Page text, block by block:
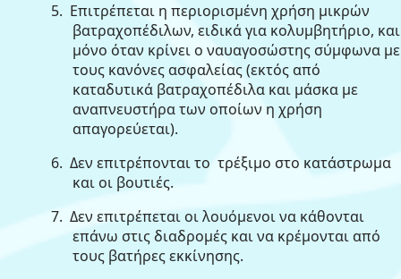
5. Επιτρέπεται η περιορισμένη χρήση μικρών
βατραχοπέδιλων, ειδικά για κολυμβητήριο, και
μόνο όταν κρίνει ο ναυαγοσώστης σύμφωνα με
τους κανόνες ασφαλείας (εκτός από
καταδυτικά βατραχοπέδιλα και μάσκα με
αναπνευστήρα των οποίων η χρήση
απαγορεύεται).
6. Δεν επιτρέπονται το τρέξιμο στο κατάστρωμα
και οι βουτιές.
7. Δεν επιτρέπεται οι λουόμενοι να κάθονται
επάνω στις διαδρομές και να κρέμονται από
τους βατήρες εκκίνησης.